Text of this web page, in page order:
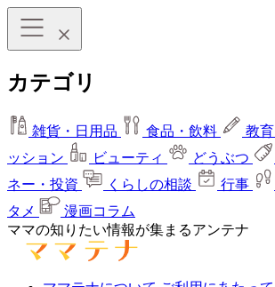
カテゴリ
雑貨・日用品 食品・飲料 教育
ッション
ビューティ どうぶつ
ネー・投資
くらしの相談 行事
タメ
漫画コラム
ママの知りたい情報が集まるアンテナ